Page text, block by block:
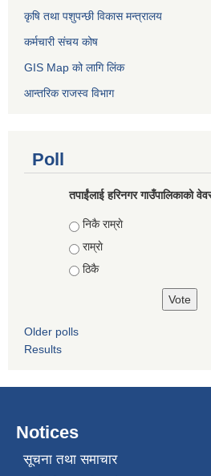
कृषि तथा पशुपन्छी विकास मन्त्रालय
कर्मचारी संचय कोष
GIS Map को लागि लिंक
आन्तरिक राजस्व विभाग
Poll
तपाईंलाई हरिनगर गाउँपालिकाको
Choices
निकै राम्राे
राम्राे
ठिकै
Older polls
Results
Notices
सूचना तथा समाचार